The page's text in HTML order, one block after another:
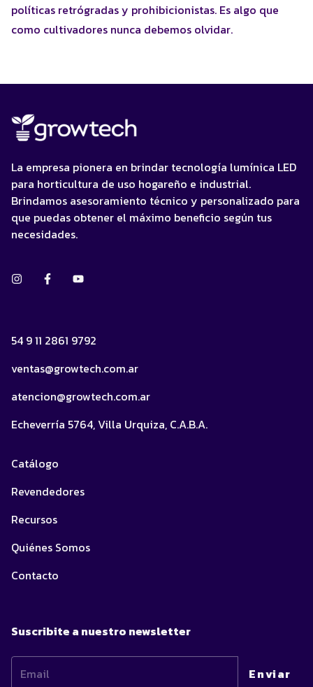
políticas retrógradas y prohibicionistas. Es algo que
como cultivadores nunca debemos olvidar.
La empresa pionera en brindar tecnología lumínica LED
para horticultura de uso hogareño e industrial.
Brindamos asesoramiento técnico y personalizado para
que puedas obtener el máximo beneficio según tus
necesidades.
54 9 11 2861 9792
ventas@growtech.com.ar
atencion@growtech.com.ar
Echeverría 5764, Villa Urquiza, C.A.B.A.
Catálogo
Revendedores
Recursos
Quiénes Somos
Contacto
Suscribite a nuestro newsletter